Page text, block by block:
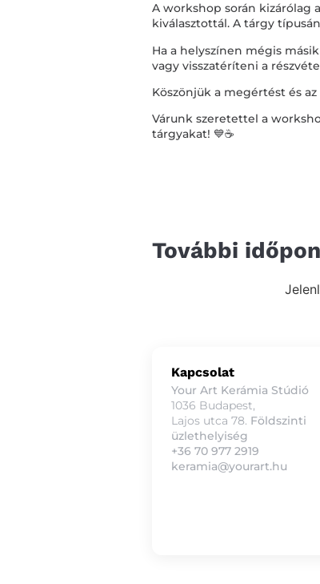
A workshop során kizárólag
kiválasztottál. A tárgy
Ha a helyszínen mégis
vagy visszatéríteni a
Köszönjük a megértést és
Várunk szeretettel a
tárgyakat! 💙☕️
További
Kapcsolat
Your Art Kerámia Stúdió
1036 Budapest,
Lajos utca 78. Földszinti
üzlethelyiség
+36 70 977 2919
keramia@yourart.hu